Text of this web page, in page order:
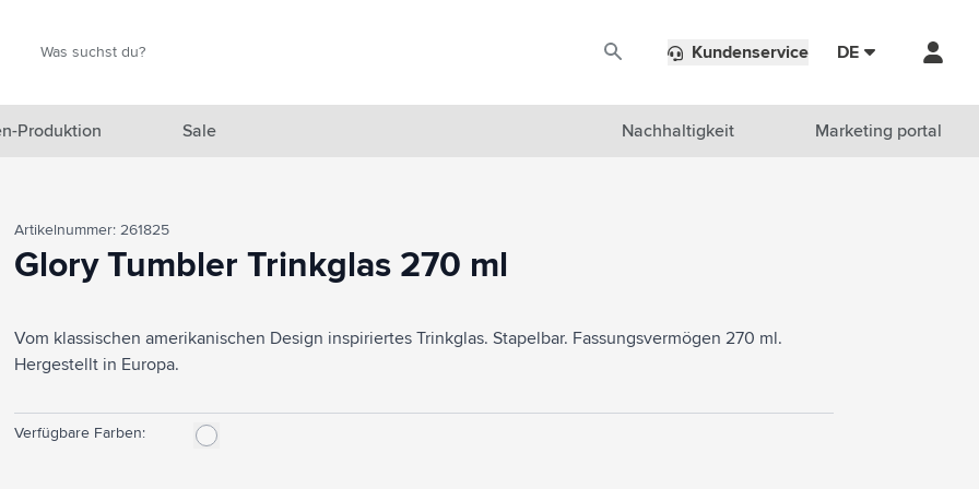
anzeigen
anzeigen
& Reisen anzeigen
Wohnen anzeigen
anzeigen
Kundenservice DE
Produktion Sale Nachhaltigkeit Marketing portal
Artikelnummer: 261825
Glory Tumbler Trinkglas 270 ml
Vom klassischen amerikanischen Design inspiriertes Trinkglas. Stapelbar. Fassungsvermögen 270 ml.
Hergestellt in Europa.
Verfügbare Farben: